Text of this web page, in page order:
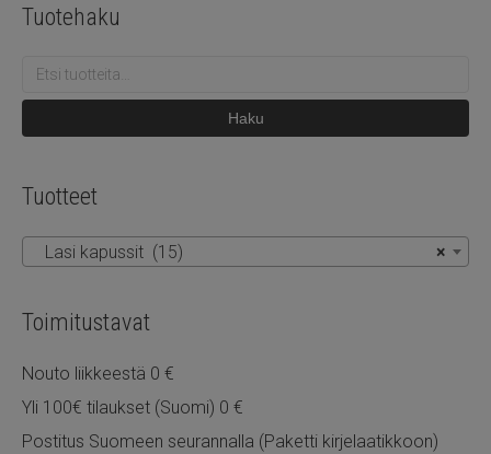
Tuotehaku
Etsi:
Haku
Tuotteet
×
Lasi kapussit (15)
Toimitustavat
Nouto liikkeestä 0 €
Yli 100€ tilaukset (Suomi) 0 €
Postitus Suomeen seurannalla (Paketti kirjelaatikkoon)